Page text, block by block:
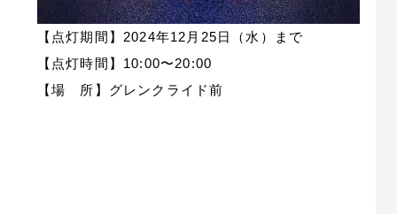
【点灯期間】2024年12月25日（水）まで
【点灯時間】10:00〜20:00
【場 所】グレンクライド前